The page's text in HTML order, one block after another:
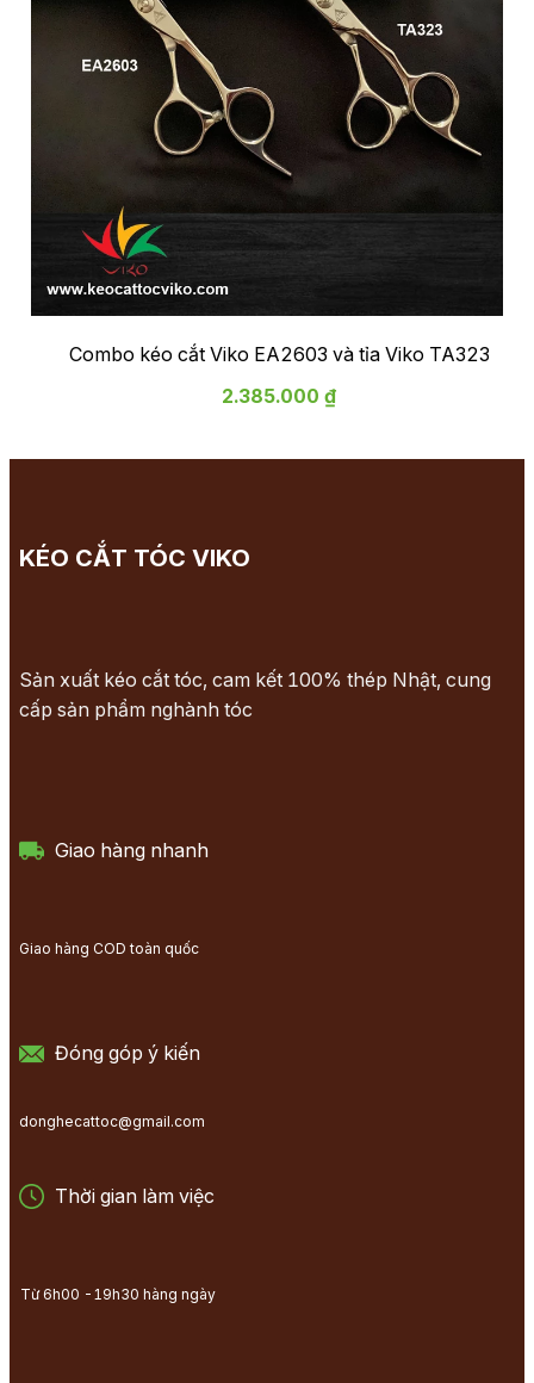
Combo kéo cắt Viko EA2603 và tỉa Viko TA323
2.385.000 ₫
KÉO CẮT TÓC VIKO
Sản xuất kéo cắt tóc, cam kết 100% thép Nhật, cung
cấp sản phẩm nghành tóc
Giao hàng nhanh
Giao hàng COD toàn quốc
Đóng góp ý kiến
donghecattoc@gmail.com
Thời gian làm việc
Từ 6h00 -19h30 hàng ngày